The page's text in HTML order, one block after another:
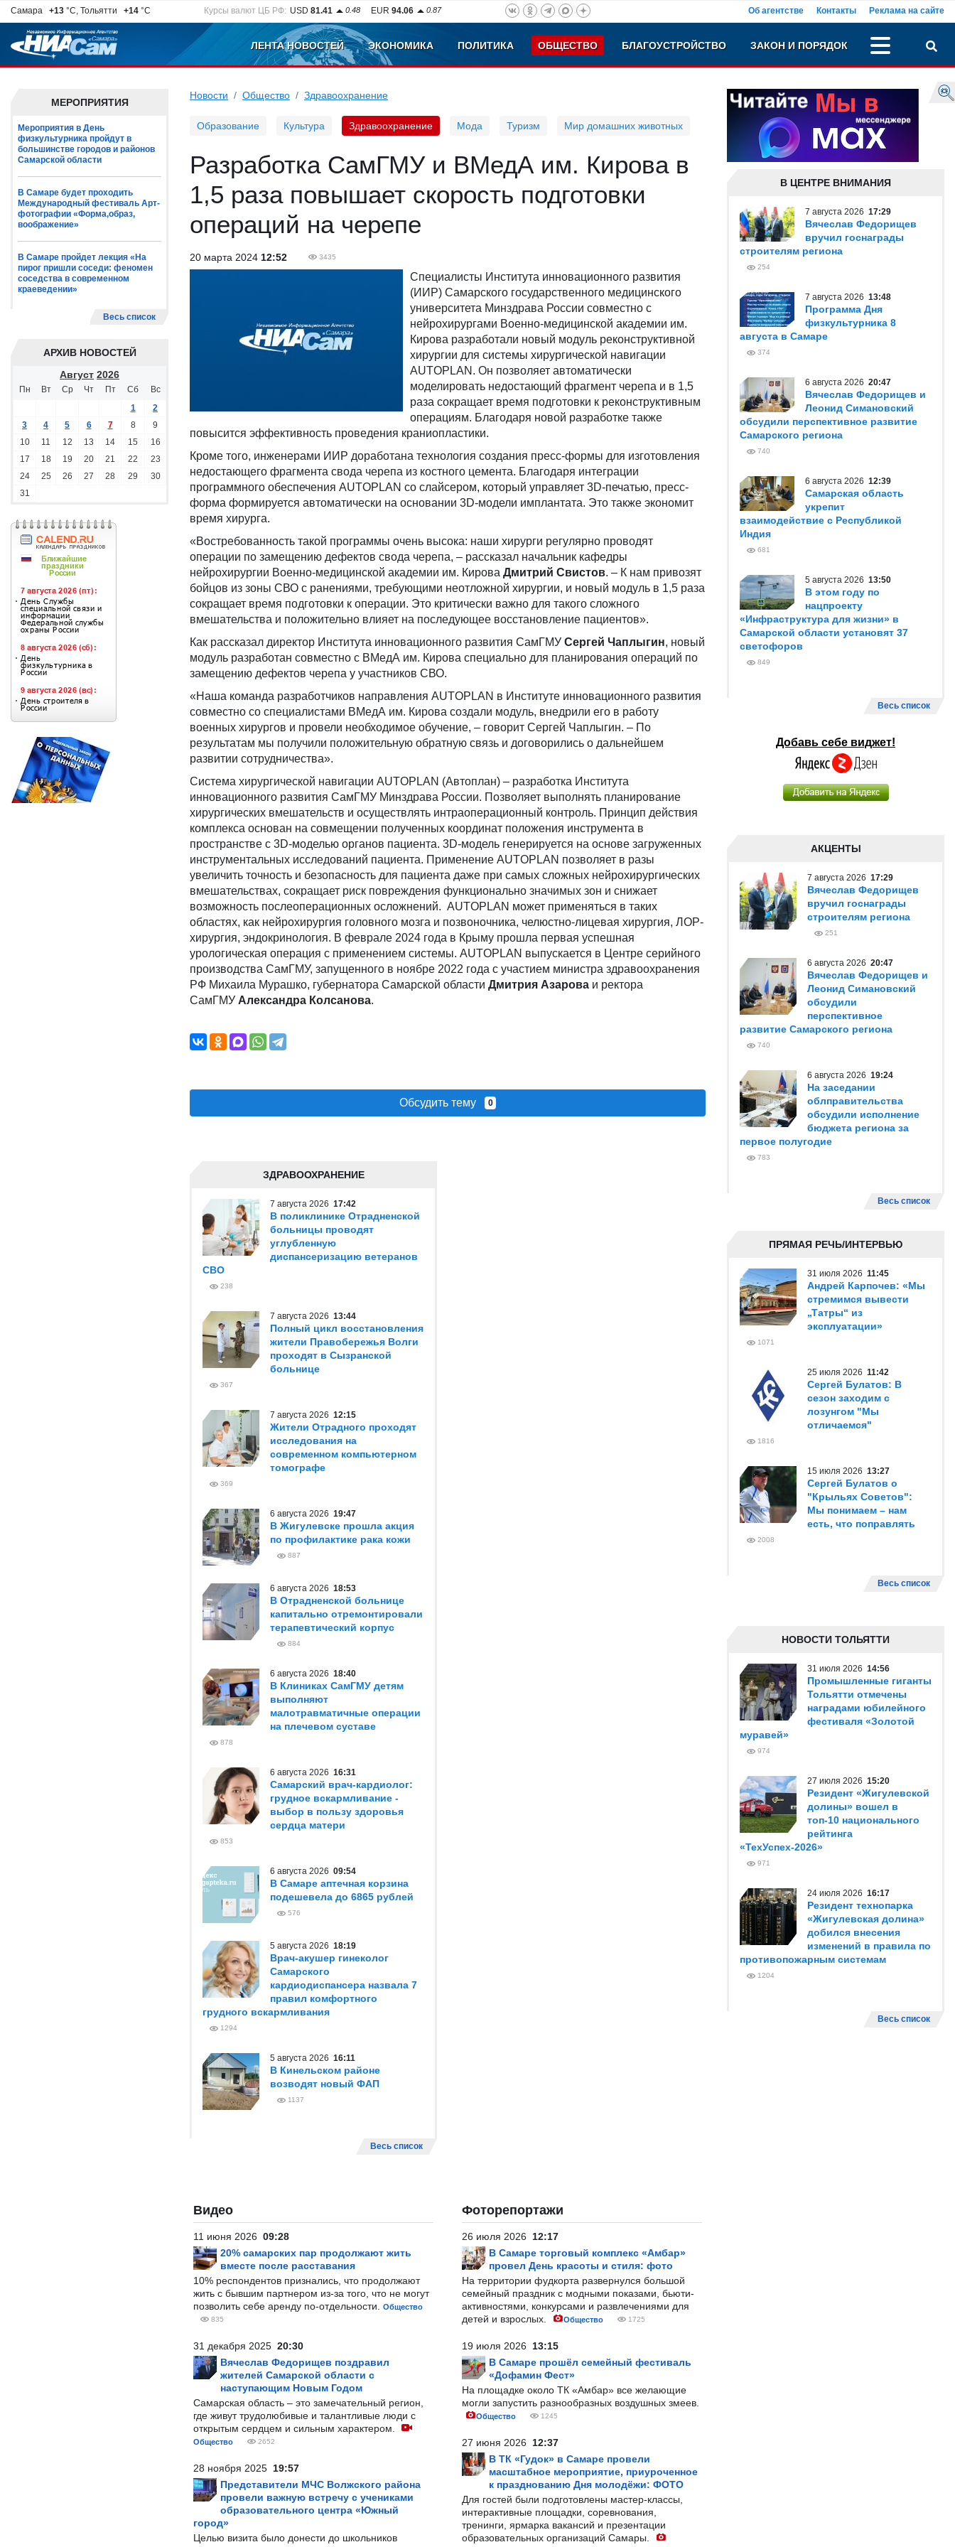
Самара +13 °C, Тольятти +14 °C Курсы валют ЦБ РФ: USD 81.41 0.48 EUR 94.06 0.87 Об агентстве Контакты Реклама на сайте
ЛЕНТА НОВОСТЕЙ ЭКОНОМИКА ПОЛИТИКА ОБЩЕСТВО БЛАГОУСТРОЙСТВО ЗАКОН И ПОРЯДОК
МЕРОПРИЯТИЯ
Мероприятия в День
физкультурника пройдут в
большинстве городов и районов
Самарской области
В Самаре будет проходить
Международный фестиваль Арт-
фотографии «Форма,образ,
воображение»
В Самаре пройдет лекция «На
пирог пришли соседи: феномен
соседства в современном
краеведении»
Весь список
АРХИВ НОВОСТЕЙ
Август 2026
Пн Вт Ср Чт Пт Сб
Вс
1
2
3
4 5 6 7 8
9
10
11 12 13 14 15
16
17
18 19 20 21 22
23
24
25 26 27 28 29
30
31
Новости Общество Здравоохранение
Образование Культура Здравоохранение Мода Туризм Мир домашних животных
Разработка СамГМУ и ВМедА им. Кирова в
1,5 раза повышает скорость подготовки
операций на черепе
20 марта 2024 12:52 3435
Специалисты Института инновационного развития
(ИИР) Самарского государственного медицинского
университета Минздрава России совместно с
нейрохирургами Военно-медицинской академии им.
Кирова разработали новый модуль реконструктивной
хирургии для системы хирургической навигации
AUTOPLAN. Он позволяет автоматически
моделировать недостающий фрагмент черепа и в 1,5
раза сокращает время подготовки к реконструктивным
операциям. Благодаря новой разработке также
повысится эффективность проведения краниопластики.
Кроме того, инженерами ИИР доработана технология создания пресс-формы для изготовления
недостающего фрагмента свода черепа из костного цемента. Благодаря интеграции
программного обеспечения AUTOPLAN со слайсером, который управляет 3D-печатью, пресс-
форма формируется автоматически на основании 3D-модели имплантата. Это также экономит
время хирурга.
«Востребованность такой программы очень высока: наши хирурги регулярно проводят
операции по замещению дефектов свода черепа, – рассказал начальник кафедры
нейрохирургии Военно-медицинской академии им. Кирова Дмитрий Свистов. – К нам привозят
бойцов из зоны СВО с ранениями, требующими неотложной хирургии, и новый модуль в 1,5 раза
сокращает время подготовки к операции. Это критически важно для такого сложного
вмешательства и положительно влияет на последующее восстановление пациентов».
Как рассказал директор Института инновационного развития СамГМУ Сергей Чаплыгин, новый
модуль разработан совместно с ВМедА им. Кирова специально для планирования операций по
замещению дефектов черепа у участников СВО.
«Наша команда разработчиков направления AUTOPLAN в Институте инновационного развития
совместно со специалистами ВМедА им. Кирова создали модуль, внедрили его в работу
военных хирургов и провели необходимое обучение, – говорит Сергей Чаплыгин. – По
результатам мы получили положительную обратную связь и договорились о дальнейшем
развитии сотрудничества».
Система хирургической навигации AUTOPLAN (Автоплан) – разработка Института
инновационного развития СамГМУ Минздрава России. Позволяет выполнять планирование
хирургических вмешательств и осуществлять интраоперационный контроль. Принцип действия
комплекса основан на совмещении полученных координат положения инструмента в
пространстве с 3D-моделью органов пациента. 3D-модель генерируется на основе загруженных
инструментальных исследований пациента. Применение AUTOPLAN позволяет в разы
увеличить точность и безопасность для пациента даже при самых сложных нейрохирургических
вмешательствах, сокращает риск повреждения функционально значимых зон и снижает
возможность послеоперационных осложнений. AUTOPLAN может применяться в таких
областях, как нейрохирургия головного мозга и позвоночника, челюстно-лицевая хирургия, ЛОР-
хирургия, эндокринология. В феврале 2024 года в Крыму прошла первая успешная
урологическая операция с применением системы. AUTOPLAN выпускается в Центре серийного
производства СамГМУ, запущенного в ноябре 2022 года с участием министра здравоохранения
РФ Михаила Мурашко, губернатора Самарской области Дмитрия Азарова и ректора
СамГМУ Александра Колсанова.
Обсудить тему 0
ЗДРАВООХРАНЕНИЕ
7 августа 2026 17:42
В поликлинике Отрадненской
больницы проводят
углубленную
диспансеризацию ветеранов
СВО
238
7 августа 2026 13:44
Полный цикл восстановления
жители Правобережья Волги
проходят в Сызранской
больнице
367
7 августа 2026 12:15
Жители Отрадного проходят
исследования на
современном компьютерном
томографе
369
6 августа 2026 19:47
В Жигулевске прошла акция
по профилактике рака кожи
887
6 августа 2026 18:53
В Отрадненской больнице
капитально отремонтировали
терапевтический корпус
884
6 августа 2026 18:40
В Клиниках СамГМУ детям
выполняют
малотравматичные операции
на плечевом суставе
878
6 августа 2026 16:31
Самарский врач-кардиолог:
грудное вскармливание -
выбор в пользу здоровья
сердца матери
853
6 августа 2026 09:54
В Самаре аптечная корзина
подешевела до 6865 рублей
576
5 августа 2026 18:19
Врач-акушер гинеколог
Самарского
кардиодиспансера назвала 7
правил комфортного
грудного вскармливания
1294
5 августа 2026 16:11
В Кинельском районе
возводят новый ФАП
1137
Весь список
Видео
11 июня 2026 09:28
20% самарских пар продолжают жить
вместе после расставания
10% респондентов признались, что продолжают
жить с бывшим партнером из-за того, что не могут
позволить себе аренду по-отдельности.
Общество
835
31 декабря 2025 20:30
Вячеслав Федорищев поздравил
жителей Самарской области с
наступающим Новым Годом
Самарская область – это замечательный регион,
где живут трудолюбивые и талантливые люди с
открытым сердцем и сильным характером.
Общество 2652
28 ноября 2025 19:57
Представители МЧС Волжского района
провели важную встречу с учениками
образовательного центра «Южный
город»
Целью визита было донести до школьников
Фоторепортажи
26 июля 2026 12:17
В Самаре торговый комплекс «Амбар»
провел День красоты и стиля: фото
На территории фудкорта развернулся большой
семейный праздник с модными показами, бьюти-
активностями, конкурсами и развлечениями для
детей и взрослых.
Общество 1725
19 июля 2026 13:15
В Самаре прошёл семейный фестиваль
«Дофамин Фест»
На площадке около ТК «Амбар» все желающие
могли запустить разнообразных воздушных змеев.
Общество 1245
27 июня 2026 12:37
В ТК «Гудок» в Самаре провели
масштабное мероприятие, приуроченное
к празднованию Дня молодёжи: ФОТО
Для гостей были подготовлены мастер-классы,
интерактивные площадки, соревнования,
тренинги, ярмарка вакансий и презентации
образовательных организаций Самары.
В ЦЕНТРЕ ВНИМАНИЯ
7 августа 2026 17:29
Вячеслав Федорищев
вручил госнаграды
строителям региона
254
7 августа 2026 13:48
Программа Дня
физкультурника 8
августа в Самаре
374
6 августа 2026 20:47
Вячеслав Федорищев и
Леонид Симановский
обсудили перспективное развитие
Самарского региона
740
6 августа 2026 12:39
Самарская область
укрепит
взаимодействие с Республикой
Индия
681
5 августа 2026 13:50
В этом году по
нацпроекту
«Инфраструктура для жизни» в
Самарской области установят 37
светофоров
849
Весь список
Добавь себе виджет!
АКЦЕНТЫ
7 августа 2026 17:29
Вячеслав Федорищев
вручил госнаграды
строителям региона
251
6 августа 2026 20:47
Вячеслав Федорищев и
Леонид Симановский
обсудили
перспективное
развитие Самарского региона
740
6 августа 2026 19:24
На заседании
облправительства
обсудили исполнение
бюджета региона за
первое полугодие
783
Весь список
ПРЯМАЯ РЕЧЬ/ИНТЕРВЬЮ
31 июля 2026 11:45
Андрей Карпочев: «Мы
стремимся вывести
„Татры“ из
эксплуатации»
1071
25 июля 2026 11:42
Сергей Булатов: В
сезон заходим с
лозунгом "Мы
отличаемся"
1816
15 июля 2026 13:27
Сергей Булатов о
"Крыльях Советов":
Мы понимаем – нам
есть, что поправлять
2008
Весь список
НОВОСТИ ТОЛЬЯТТИ
31 июля 2026 14:56
Промышленные гиганты
Тольятти отмечены
наградами юбилейного
фестиваля «Золотой
муравей»
974
27 июля 2026 15:20
Резидент «Жигулевской
долины» вошел в
топ-10 национального
рейтинга
«ТехУспех-2026»
971
24 июля 2026 16:17
Резидент технопарка
«Жигулевская долина»
добился внесения
изменений в правила по
противопожарным системам
1204
Весь список